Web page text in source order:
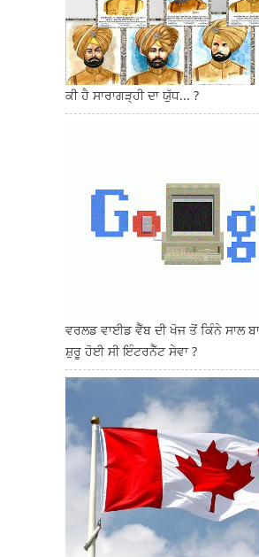
ਕੀ ਹੈ ਸਾਰਾਗੜ੍ਹੀ ਦਾ ਯੁੱਧ... ?
ਵਰਲਡ ਵਾਈਡ ਵੈੱਬ ਦੀ ਖੋਜ ਤੋਂ ਕਿੰਨੇ ਸਾਲ
ਸ਼ੁਰੂ ਹੋਈ ਸੀ ਇੰਟਰਨੈੱਟ ਸੇਵਾ ?